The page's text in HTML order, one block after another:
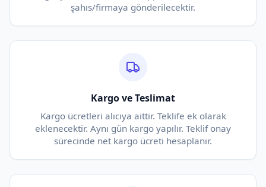
şahıs/firmaya gönderilecektir.
Kargo ve Teslimat
Kargo ücretleri alıcıya aittir. Teklife ek olarak
eklenecektir. Aynı gün kargo yapılır. Teklif onay
sürecinde net kargo ücreti hesaplanır.